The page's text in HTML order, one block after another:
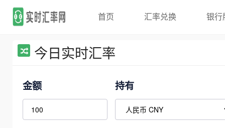
首页 汇率兑换 银行
今日实时汇率
金额 持有